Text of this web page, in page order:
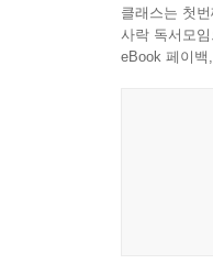
클래스는 첫
사락 독서모
eBook 페이